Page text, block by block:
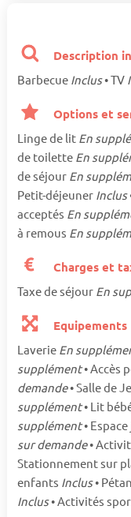
Description
Barbecue Inclus• TV
Options et
Linge de lit En
de toilette En
de séjour En
Petit-déjeuner Inclus
acceptés En
à remous En
Charges et
Taxe de séjour En
Equipements
Laverie En
supplément• Accès
demande• Salle de
supplément• Lit
supplément•
sur demande•
Stationnement sur
enfants Inclus•
Inclus• Activités